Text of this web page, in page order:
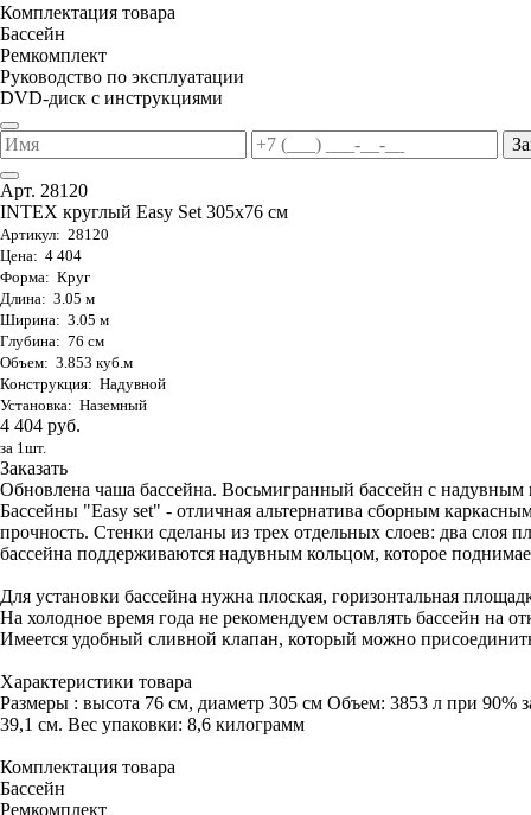
Комплектация товара
Бассейн
Ремкомплект
Руководство по эксплуатации
DVD-диск с инструкциями
Арт. 28120
INTEX круглый Easy Set 305х76 см
Артикул: 28120
Цена: 4 404
Форма: Круг
Длина: 3.05 м
Ширина: 3.05 м
Глубина: 76 см
Объем: 3.853 куб.м
Конструкция: Надувной
Установка: Наземный
4 404 руб.
за 1шт.
Заказать
Обновлена чаша бассейна. Восьмигранный бассейн с надувным
Бассейны "Easy set" - отличная альтернатива сборным
прочность. Стенки сделаны из трех отдельных слоев: два
бассейна поддерживаются надувным кольцом, которое
Для установки бассейна нужна плоская, горизонтальная
На холодное время года не рекомендуем оставлять бассейн на
Имеется удобный сливной клапан, который можно
Характеристики товара
Размеры : высота 76 см, диаметр 305 см Объем: 3853 л при 90%
39,1 см. Вес упаковки: 8,6 килограмм
Комплектация товара
Бассейн
Ремкомплект